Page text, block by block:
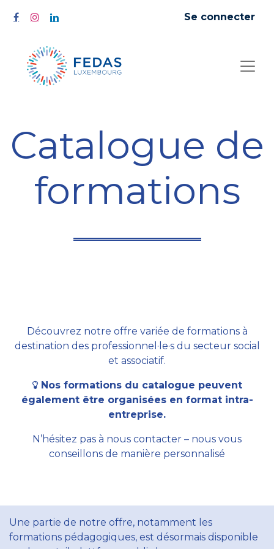
Se connecter
Catalogue de
formations
Découvrez notre offre variée de formations à
destination des professionnel·le·s du secteur social
et associatif.
Nos formations du catalogue peuvent
également être organisées en format intra-
entreprise.
N’hésitez pas à nous contacter – nous vous
conseillons de manière personnalisé
Une partie de notre offre, notamment les
formations pédagogiques, est désormais disponible